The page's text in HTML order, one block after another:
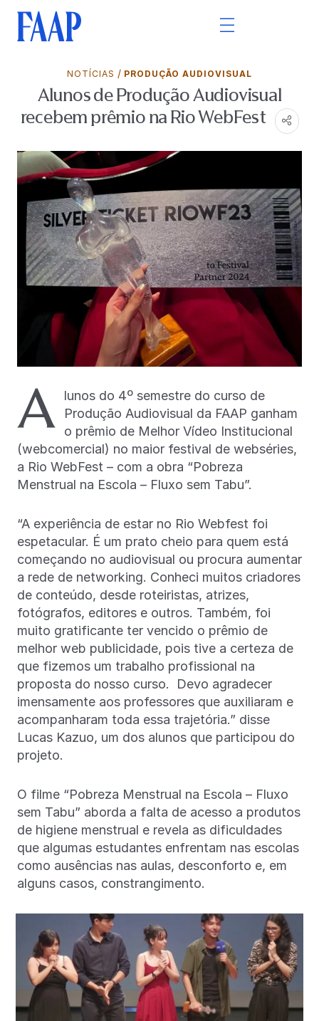
NOTÍCIAS / PRODUÇÃO AUDIOVISUAL
Alunos de Produção Audiovisual
recebem prêmio na Rio WebFest
A
lunos do 4º semestre do curso de
Produção Audiovisual da FAAP ganham
o prêmio de Melhor Vídeo Institucional
(webcomercial) no maior festival de webséries,
a Rio WebFest – com a obra “Pobreza
Menstrual na Escola – Fluxo sem Tabu”.
“A experiência de estar no Rio Webfest foi
espetacular. É um prato cheio para quem está
começando no audiovisual ou procura aumentar
a rede de networking. Conheci muitos criadores
de conteúdo, desde roteiristas, atrizes,
fotógrafos, editores e outros. Também, foi
muito gratificante ter vencido o prêmio de
melhor web publicidade, pois tive a certeza de
que fizemos um trabalho profissional na
proposta do nosso curso. Devo agradecer
imensamente aos professores que auxiliaram e
acompanharam toda essa trajetória.” disse
Lucas Kazuo, um dos alunos que participou do
projeto.
O filme “Pobreza Menstrual na Escola – Fluxo
sem Tabu” aborda a falta de acesso a produtos
de higiene menstrual e revela as dificuldades
que algumas estudantes enfrentam nas escolas
como ausências nas aulas, desconforto e, em
alguns casos, constrangimento.